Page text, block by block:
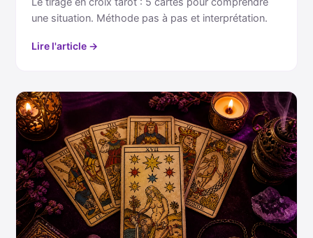
une situation. Méthode pas à pas et interprétation.
Lire l'article →